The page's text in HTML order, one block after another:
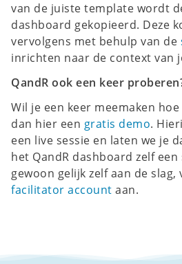
van de juiste template wordt
dashboard gekopieerd. Deze
vervolgens met behulp van de
inrichten naar de context van
QandR ook een keer
Wil je een keer meemaken
dan hier een gratis demo.
een live sessie en laten we je
het QandR dashboard zelf
gewoon gelijk zelf aan de slag,
facilitator account aan.